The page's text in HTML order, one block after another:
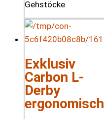
Exklusiv
Carbon L-
Derby
ergonomisch